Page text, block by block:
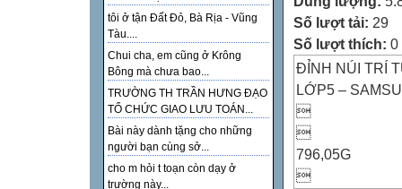
tôi ở tận Đất Đỏ, Bà Rịa - Vũng
Tàu....
Chui cha, em cũng ở Krông
Bông mà chưa bao...
TRƯỜNG TH TRẦN HƯNG ĐẠO
TỔ CHỨC GIAO LƯU TOÁN...
Bài này dành tặng cho những
người bạn cùng sở...
cho m hỏi t toạn còn dạy ở
trường này...
Số lượt tải: 29
Số lượt thích: 0
ĐỈNH NÚI TRÍ
LỚP5 –


796,05G
